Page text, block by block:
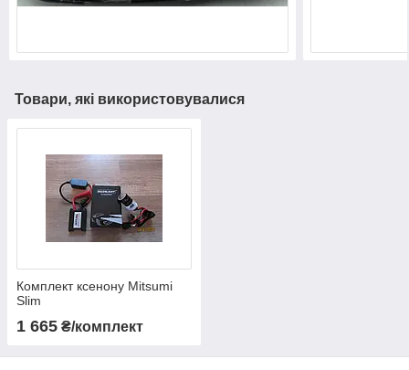
Товари, які використовувалися
Комплект ксенону Mitsumi
Slim
1 665 ₴/комплект